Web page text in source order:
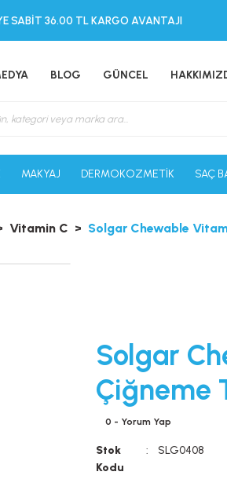
SABİT 36.00 TL KARGO AVANTAJI
BLOG GÜNCEL
MAKYAJ DERMOKOZMETİK SAÇ
Vitamin C Solgar Chewable
Solgar
Çiğneme
0 - Yorum Yap
Stok
Kodu
SLG0408